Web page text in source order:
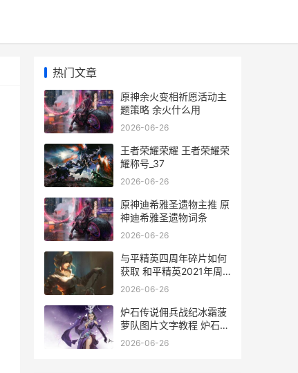
热门文章
原神余火变相祈愿活动主
题策略 余火什么用
2026-06-26
王者荣耀荣耀 王者荣耀荣
耀称号_37
2026-06-26
原神迪希雅圣遗物主推 原
神迪希雅圣遗物词条
2026-06-26
与平精英四周年碎片如何
获取 和平精英2021年周
年
2026-06-26
炉石传说佣兵战纪冰霜菠
萝队图片文字教程 炉石传
说佣兵战纪有什么奖励
2026-06-26